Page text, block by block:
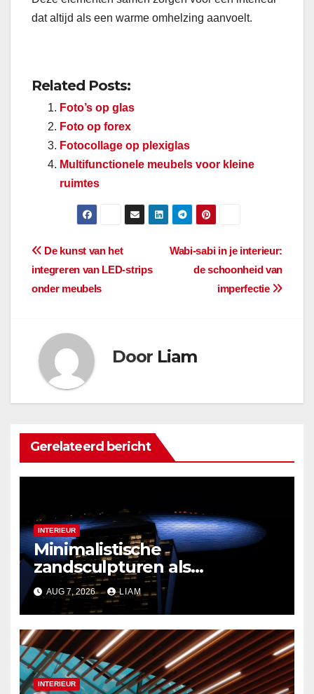
dat altijd als een warme omhelzing aanvoelt.
Related Posts:
Foto’s op glas
Foto op forex
Fotocollage op plexiglas
Multifunctionele meubels voor kleine
ruimtes
BerichtnavigatieWabi-sabi in je interieur:
de schoonheid van
imperfectie
De kunst van het
integreren van LED-strips
onder meubels
Door Liam
Gerelateerd bericht
INTERIEUR
Minimalistische
zandsculpturen als
interieurdecoratie
AUG 7, 2026 LIAM
INTERIEUR